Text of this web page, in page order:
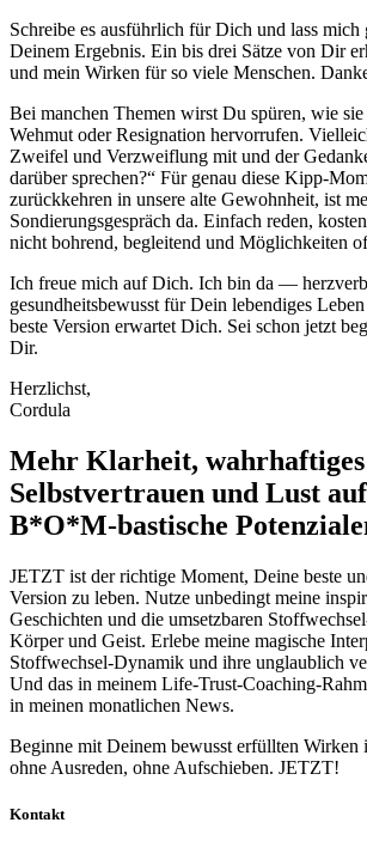
Schreibe es ausführlich für Dich und lass mich
Deinem Ergebnis. Ein bis drei Sätze von Dir
und mein Wirken für so viele Menschen.
Bei manchen Themen wirst Du spüren, wie
Wehmut oder Resignation hervorrufen.
Zweifel und Verzweiflung mit und der
darüber sprechen?“ Für genau diese Kipp-
zurückkehren in unsere alte Gewohnheit, ist
Sondierungsgespräch da. Einfach reden,
nicht bohrend, begleitend und Möglichkeiten
Ich freue mich auf Dich. Ich bin da —
gesundheitsbewusst für Dein lebendiges
beste Version erwartet Dich. Sei schon jetzt
Dir.
Herzlichst,
Cordula
Mehr Klarheit, wahrhaftiges
Selbstvertrauen und Lust
B*O*M-bastische
JETZT ist der richtige Moment, Deine beste
Version zu leben. Nutze unbedingt meine
Geschichten und die umsetzbaren
Körper und Geist. Erlebe meine magische
Stoffwechsel-Dynamik und ihre unglaublich
Und das in meinem Life-Trust-Coaching-
in meinen monatlichen News.
Beginne mit Deinem bewusst erfüllten Wirken
ohne Ausreden, ohne Aufschieben. JETZT!
Kontakt